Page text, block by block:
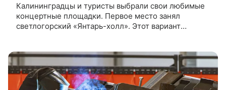
Калининградцы и туристы выбрали свои любимые
концертные площадки. Первое место занял
светлогорский «Янтарь-холл». Этот вариант